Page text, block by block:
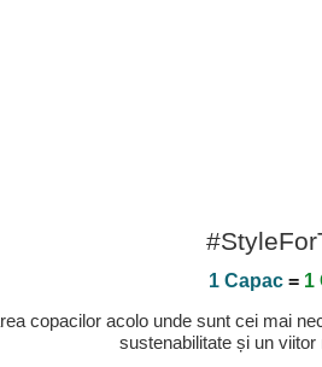
1 Capac = 1
copacilor acolo unde sunt cei mai
sustenabilitate și un viitor